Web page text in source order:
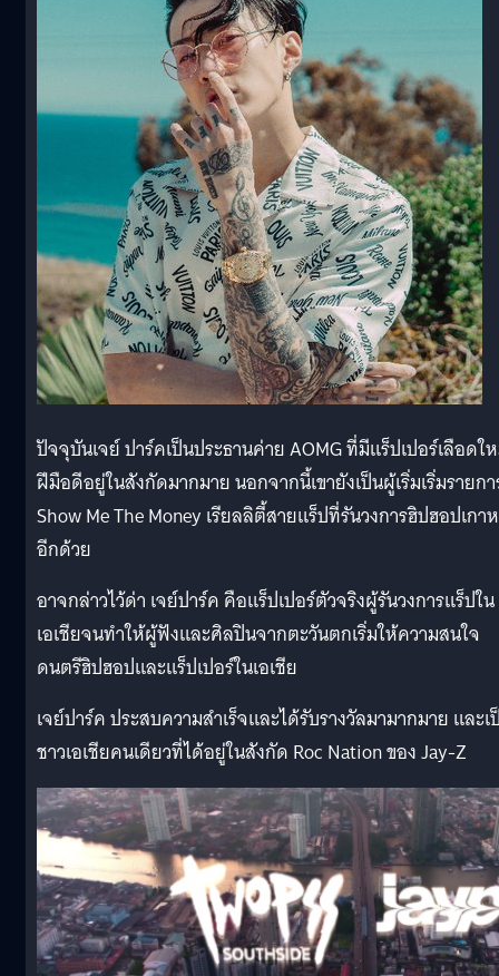
ปัจจุบันเจย์ ปาร์คเป็นประธานค่าย AOMG ที่มีแร็ปเปอร์เลือดใ
ฝีมือดีอยู่ในสังกัดมากมาย นอกจากนี้เขายังเป็นผู้เริ่มเริ่มรายก
Show Me The Money เรียลลิตี้สายแร็ปที่รันวงการฮิปฮอปเกา
อีกด้วย
อาจกล่าวไว้ด่า เจย์ปาร์ค คือแร็ปเปอร์ตัวจริงผู้รันวงการแร็ปใน
เอเชียจนทำให้ผู้ฟังและศิลปินจากตะวันตกเริ่มให้ความสนใจ
ดนตรีฮิปฮอปและแร็ปเปอร์ในเอเชีย
เจย์ปาร์ค ประสบความสำเร็จและได้รับรางวัลมามากมาย และเ
ชาวเอเชียคนเดียวที่ได้อยู่ในสังกัด Roc Nationของ Jay-Z